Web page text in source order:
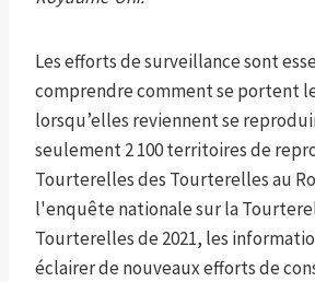
Les efforts de surveillance sont
comprendre comment se portent
lorsqu’elles reviennent se
seulement 2 100 territoires de
Tourterelles des Tourterelles au
l'enquête nationale sur la
Tourterelles de 2021, les
éclairer de nouveaux efforts de